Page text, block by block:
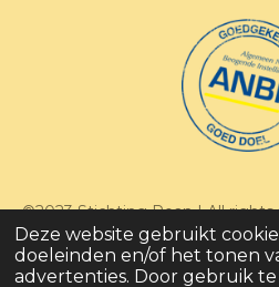
Deze website gebruikt
doeleinden en/of het tonen
advertenties. Door gebruik
©2023 Stichting Roan | All
Disclaimer|Beleidsplan